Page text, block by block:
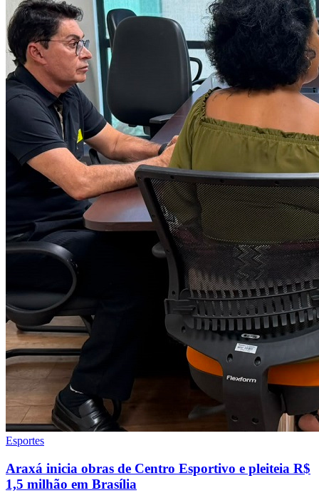
Esportes
Araxá inicia obras de Centro Esportivo e pleiteia R$
1,5 milhão em Brasília